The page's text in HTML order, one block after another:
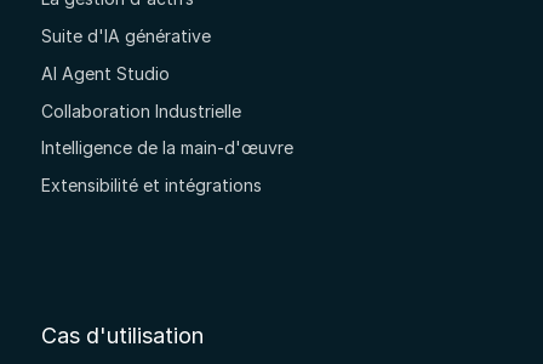
Suite d'IA générative
AI Agent Studio
Collaboration Industrielle
Intelligence de la main-d'œuvre
Extensibilité et intégrations
Cas d'utilisation